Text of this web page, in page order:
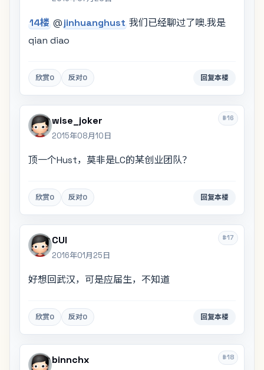
14楼 @jinhuanghust 我们已经聊过了噢.我是
qian diao
欣赏0 反对0 回复本楼
#16
wise_joker
2015年08月10日
顶一个Hust，莫非是LC的某创业团队？
欣赏0 反对0 回复本楼
#17
CUI
2016年01月25日
好想回武汉，可是应届生，不知道
欣赏0 反对0 回复本楼
#18
binnchx